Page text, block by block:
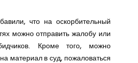
что на оскорбительный
можно отправить жалобу или
Кроме того, можно
материал в суд, пожаловаться